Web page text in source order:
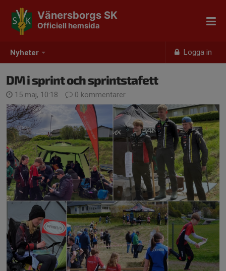
Nyheter Logga in
Vänersborgs SK
Officiell hemsida
DM i sprint och sprintstafett
15 maj, 10:18 0 kommentarer